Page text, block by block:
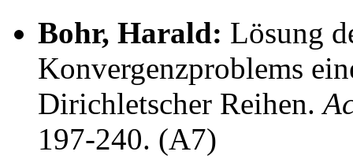
Bohr, Harald: Lösung
Konvergenzproblems
Dirichletscher Reihen.
197-240. (A7)